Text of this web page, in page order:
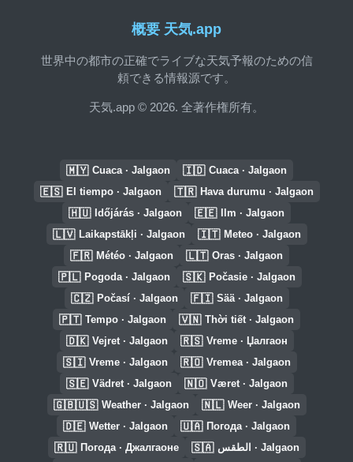
概要 天気.app
世界中の都市の正確でライブな天気予報のための信
頼できる情報源です。
天気.app © 2026. 全著作権所有。
🇲🇾 Cuaca · Jalgaon 🇮🇩 Cuaca · Jalgaon
🇪🇸 El tiempo · Jalgaon 🇹🇷 Hava durumu · Jalgaon
🇭🇺 Időjárás · Jalgaon 🇪🇪 Ilm · Jalgaon
🇱🇻 Laikapstākļi · Jalgaon 🇮🇹 Meteo · Jalgaon
🇫🇷 Météo · Jalgaon 🇱🇹 Oras · Jalgaon
🇵🇱 Pogoda · Jalgaon 🇸🇰 Počasie · Jalgaon
🇨🇿 Počasí · Jalgaon 🇫🇮 Sää · Jalgaon
🇵🇹 Tempo · Jalgaon 🇻🇳 Thời tiết · Jalgaon
🇩🇰 Vejret · Jalgaon 🇷🇸 Vreme · Џалгаон
🇸🇮 Vreme · Jalgaon 🇷🇴 Vremea · Jalgaon
🇸🇪 Vädret · Jalgaon 🇳🇴 Været · Jalgaon
🇬🇧🇺🇸 Weather · Jalgaon 🇳🇱 Weer · Jalgaon
🇩🇪 Wetter · Jalgaon 🇺🇦 Погода · Jalgaon
🇷🇺 Погода · Джалгаоне 🇸🇦 الطقس · Jalgaon